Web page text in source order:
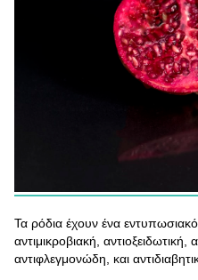
Τα ρόδια έχουν ένα
αντιμικροβιακή, αντιοξειδωτική,
αντιφλεγμονώδη, και